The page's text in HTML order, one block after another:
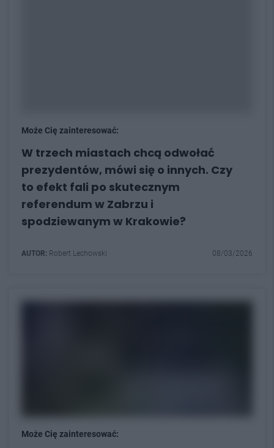
Może Cię zainteresować:
W trzech miastach chcą odwołać
prezydentów, mówi się o innych. Czy
to efekt fali po skutecznym
referendum w Zabrzu i
spodziewanym w Krakowie?
AUTOR: Robert Lechowski 08/03/2026
Może Cię zainteresować: